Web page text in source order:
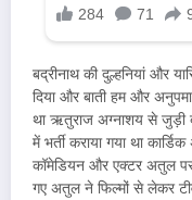
बद्रीनाथ की दुल्हनियां और
दिया और बाती हम और
था ऋतुराज अग्नाशय से जुड़ी
में भर्ती कराया गया था
कॉमेडियन और एक्टर अतुल
गए अतुल ने फिल्मों से लेकर